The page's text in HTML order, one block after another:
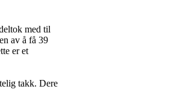
med til
av å få 39
er et
takk. Dere